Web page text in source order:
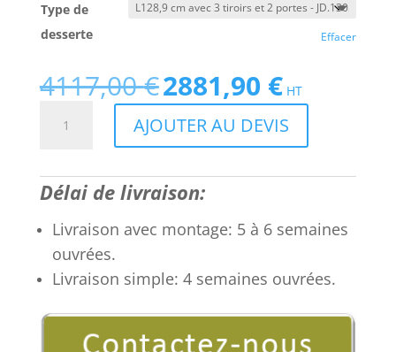
Type de
desserte
Effacer
4117,00€ Le
prix
initial
était :
2881,90 €Le
prix
actuel
est :
HT
verre
laqué
Cubeglass.
Achat/vente
AJOUTER AU DEVIS
Délai de livraison:
Livraison avec montage: 5 à 6 semaines
ouvrées.
Livraison simple: 4 semaines ouvrées.